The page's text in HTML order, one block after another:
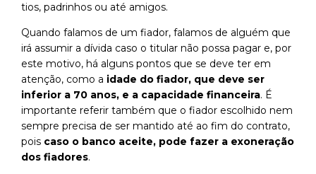
tios, padrinhos ou até amigos.
Quando falamos de um fiador, falamos de alguém que
irá assumir a dívida caso o titular não possa pagar e, por
este motivo, há alguns pontos que se deve ter em
atenção, como a idade do fiador, que deve ser
inferior a 70 anos, e a capacidade financeira. É
importante referir também que o fiador escolhido nem
sempre precisa de ser mantido até ao fim do contrato,
pois caso o banco aceite, pode fazer a exoneração
dos fiadores.